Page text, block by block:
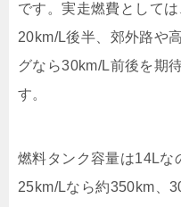
です。実走燃費として
20km/L後半、郊外路や
グなら30km/L前後を期
す。
燃料タンク容量は14Lな
25km/Lなら約350km、